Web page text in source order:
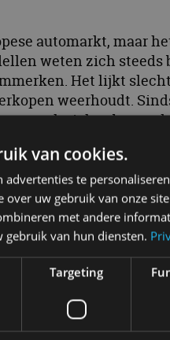
automarkt, maar
weten zich steeds
Het lijkt
weerhoudt.
techniek
In 2019 werd
De focus van het
Daarmee is Infiniti
een kijkje op de
van cookies.
te
uw gebruik van onze
met andere
van hun diensten.
Targeting